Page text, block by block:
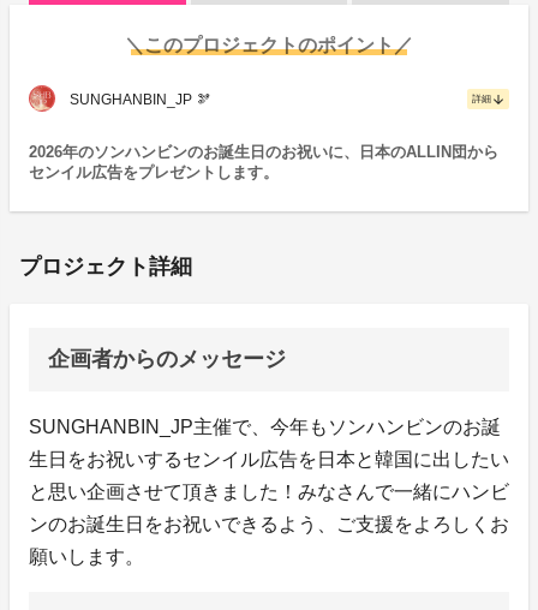
＼このプロジェクトのポイント／
SUNGHANBIN_JP 🫘 詳細 arrow_downward
2026年のソンハンビンのお誕生日のお祝いに、日本のALLIN団から
センイル広告をプレゼントします。
プロジェクト詳細
企画者からのメッセージ
SUNGHANBIN_JP主催で、今年もソンハンビンのお誕
生日をお祝いするセンイル広告を日本と韓国に出したい
と思い企画させて頂きました！みなさんで一緒にハンビ
ンのお誕生日をお祝いできるよう、ご支援をよろしくお
願いします。